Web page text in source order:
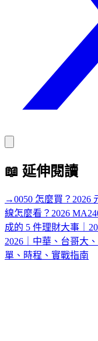
📖 延伸閱讀
→0050 怎麼買？2026
線怎麼看？2026
成的 5 件理財大事｜
2026｜中華、台哥大
單、時程、實戰指南